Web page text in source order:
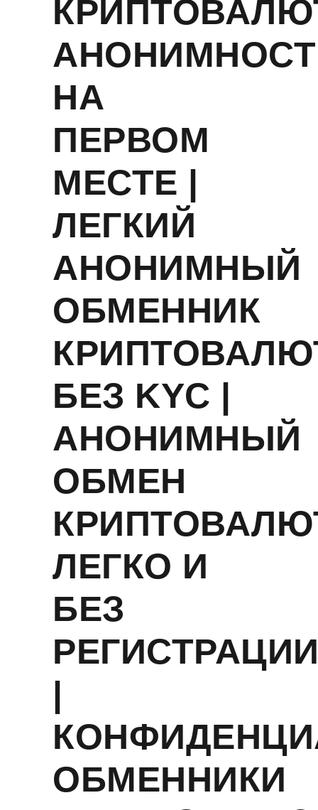
НА
ПЕРВОМ
МЕСТЕ |
ЛЕГКИЙ
АНОНИМНЫЙ
ОБМЕННИК
БЕЗ KYC |
АНОНИМНЫЙ
ОБМЕН
ЛЕГКО И
БЕЗ
|
ОБМЕННИКИ